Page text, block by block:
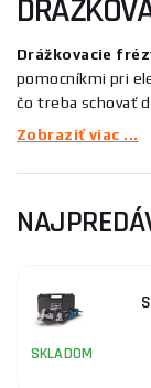
Drážkovacie
pomocníkmi pri
čo treba schovať
vedenie káblov s
hĺbky je možné
možné
V našej ponuke
značiek a
Pre všetkých
.
Zobraziť viac ...
SKLADOM